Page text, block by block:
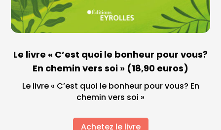
Le livre « C’est quoi le bonheur pour vous?
En chemin vers soi » (18,90 euros)
Le livre « C’est quoi le bonheur pour vous? En
chemin vers soi »
Achetez le livre